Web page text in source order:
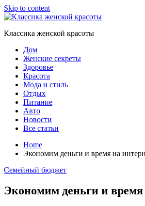
Skip to content
Классика женской красоты
Дом
Женские секреты
Здоровье
Красота
Мода и стиль
Отдых
Питание
Авто
Новости
Все статьи
Home
Экономим деньги и время на
Семейный бюджет
Экономим деньги и время